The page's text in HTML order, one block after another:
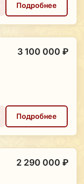
Подробнее
3 100 000 ₽
Подробнее
2 290 000 ₽